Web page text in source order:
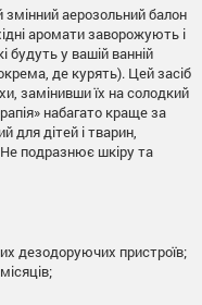
аерозольний балон
аромати заворожують і
у вашій ванній
де курять). Цей засіб
замінивши їх на солодкий
набагато краще за
для дітей і тварин,
подразнює шкіру та
дезодоруючих пристроїв;